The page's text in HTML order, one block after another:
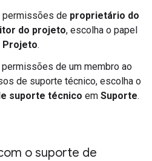
permissões de proprietário do
do projeto, escolha o papel
Projeto.
de um membro ao
de suporte técnico, escolha o
suporte técnico em Suporte.
o suporte de